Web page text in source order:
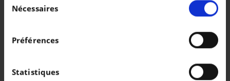
retirer votre consentement à tout moment en
consultant la Déclaration relative aux cookies ou en
Collecter des informations sur votre localisation
duNécessaires
Préférences
Statistiques
Corporate 1.0 TSI 116cv 6 vitesses